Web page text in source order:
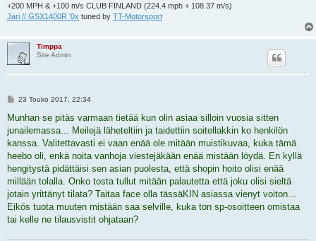
+200 MPH & +100 m/s CLUB FINLAND (224.4 mph + 108.37 m/s)
Jari // GSX1400R '0x tuned by TT-Motorsport
Timppa
Site Admin
V
e
t
i
23 Touko 2017, 22:34
Munhan se pitäs varmaan tietää kun olin asiaa silloin vuosia sitten
junailemassa... Meilejä läheteltiin ja taidettiin soitellakkin ko henkilön
kanssa. Valitettavasti ei vaan enää ole mitään muistikuvaa, kuka tämä
heebo oli, enkä noita vanhoja viestejäkään enää mistään löydä. En kyllä
hengitystä pidättäisi sen asian puolesta, että shopin hoito olisi enää
millään tolalla. Onko tosta tullut mitään palautetta että joku olisi sieltä
jotain yrittänyt tilata? Taitaa face olla tässäKIN asiassa vienyt voiton...
Eikös tuota muuten mistään saa selville, kuka ton sp-osoitteen omistaa
tai kelle ne tilausvistit ohjataan?